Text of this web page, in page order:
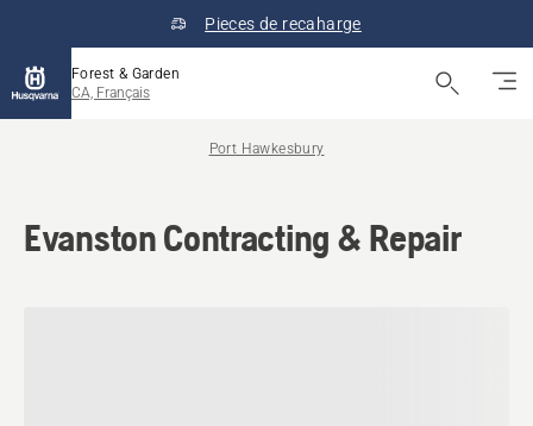
Pieces de recaharge
Forest & Garden
CA, Français
Port Hawkesbury
Evanston Contracting & Repair